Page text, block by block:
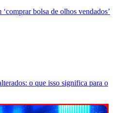
bolsa de olhos vendados’
o que isso significa para o